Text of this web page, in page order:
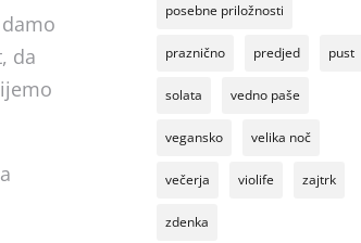
da
posebne priložnosti
praznično predjed pust
solata vedno paše
vegansko velika noč
večerja violife zajtrk
zdenka